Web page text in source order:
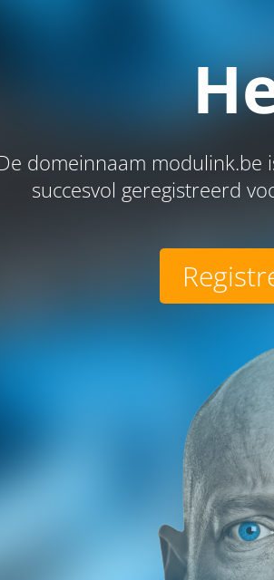
domeinnaam modulink.be
succesvol geregistreerd